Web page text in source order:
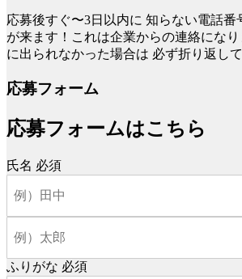
応募後すぐ〜3日以内に 知らない電話番
が来ます！これは企業からの連絡にな
に出られなかった場合は 必ず折り返し
応募フォーム
応募フォームはこちら
氏名 必須
ふりがな 必須